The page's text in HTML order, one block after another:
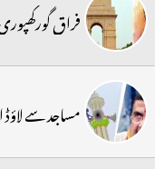
فراق
مساجد سے لاؤڈ